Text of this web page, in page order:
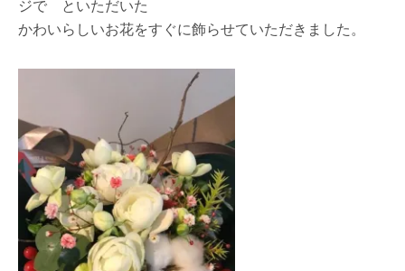
ジで といただいた
かわいらしいお花をすぐに飾らせていただきました。